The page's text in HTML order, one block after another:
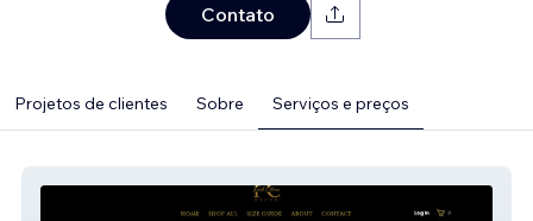
Contato
Projetos de clientes Sobre Serviços e preços